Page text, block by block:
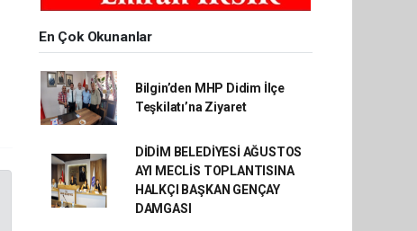
En Çok Okunanlar
Bilgin’den MHP Didim İlçe
Teşkilatı’na Ziyaret
DİDİM BELEDİYESİ AĞUSTOS
AYI MECLİS TOPLANTISINA
HALKÇI BAŞKAN GENÇAY
DAMGASI